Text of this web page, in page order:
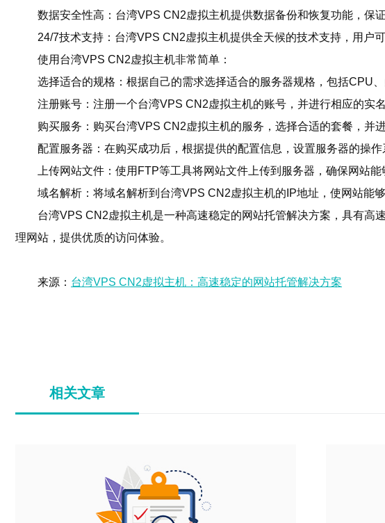
数据安全性高：台湾VPS CN2虚拟主机提供数据备份和恢复功能，保
24/7技术支持：台湾VPS CN2虚拟主机提供全天候的技术支持，用户
使用台湾VPS CN2虚拟主机非常简单：
选择适合的规格：根据自己的需求选择适合的服务器规格，包括CPU、
注册账号：注册一个台湾VPS CN2虚拟主机的账号，并进行相应的实名
购买服务：购买台湾VPS CN2虚拟主机的服务，选择合适的套餐，并进
配置服务器：在购买成功后，根据提供的配置信息，设置服务器的操作
上传网站文件：使用FTP等工具将网站文件上传到服务器，确保网站能
域名解析：将域名解析到台湾VPS CN2虚拟主机的IP地址，使网站能
台湾VPS CN2虚拟主机是一种高速稳定的网站托管解决方案，具有
理网站，提供优质的访问体验。
来源： 台湾VPS CN2虚拟主机：高速稳定的网站托管解决方案
相关文章